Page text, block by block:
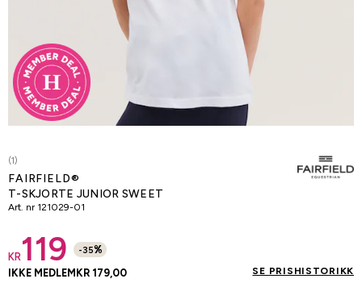
(1)
FAIRFIELD®
T-SKJORTE JUNIOR SWEET
Art. nr 121029-01
119
KR
-35%
IKKE MEDLEM KR 179,00 SE PRISHISTORIKK